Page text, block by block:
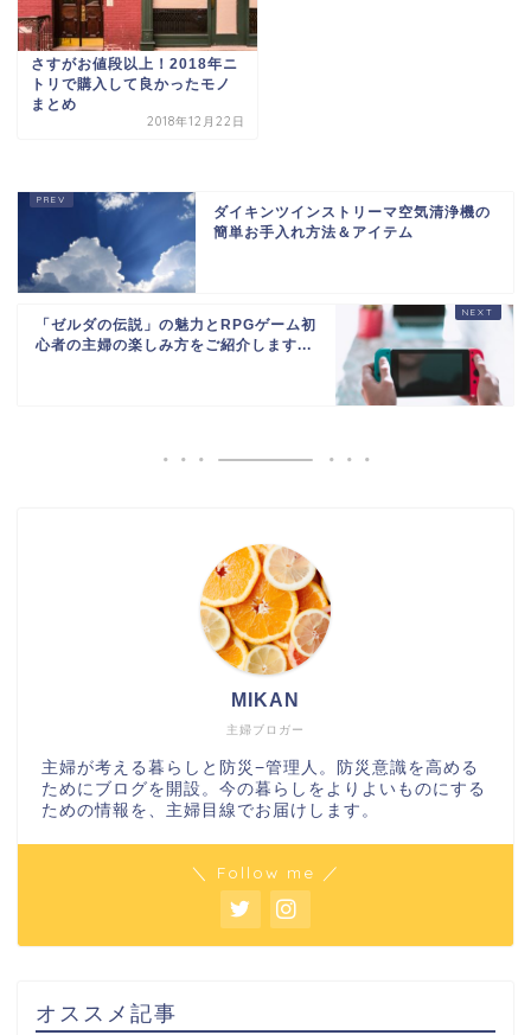
さすがお値段以上！2018年ニ
トリで購入して良かったモノ
まとめ
2018年12月22日
ダイキンツインストリーマ空気清浄機の
簡単お手入れ方法＆アイテム
「ゼルダの伝説」の魅力とRPGゲーム初
心者の主婦の楽しみ方をご紹介します...
主婦ブロガー
MIKAN
主婦が考える暮らしと防災−管理人。防災意識を高める
ためにブログを開設。今の暮らしをよりよいものにする
ための情報を、主婦目線でお届けします。
＼ Follow me ／
オススメ記事